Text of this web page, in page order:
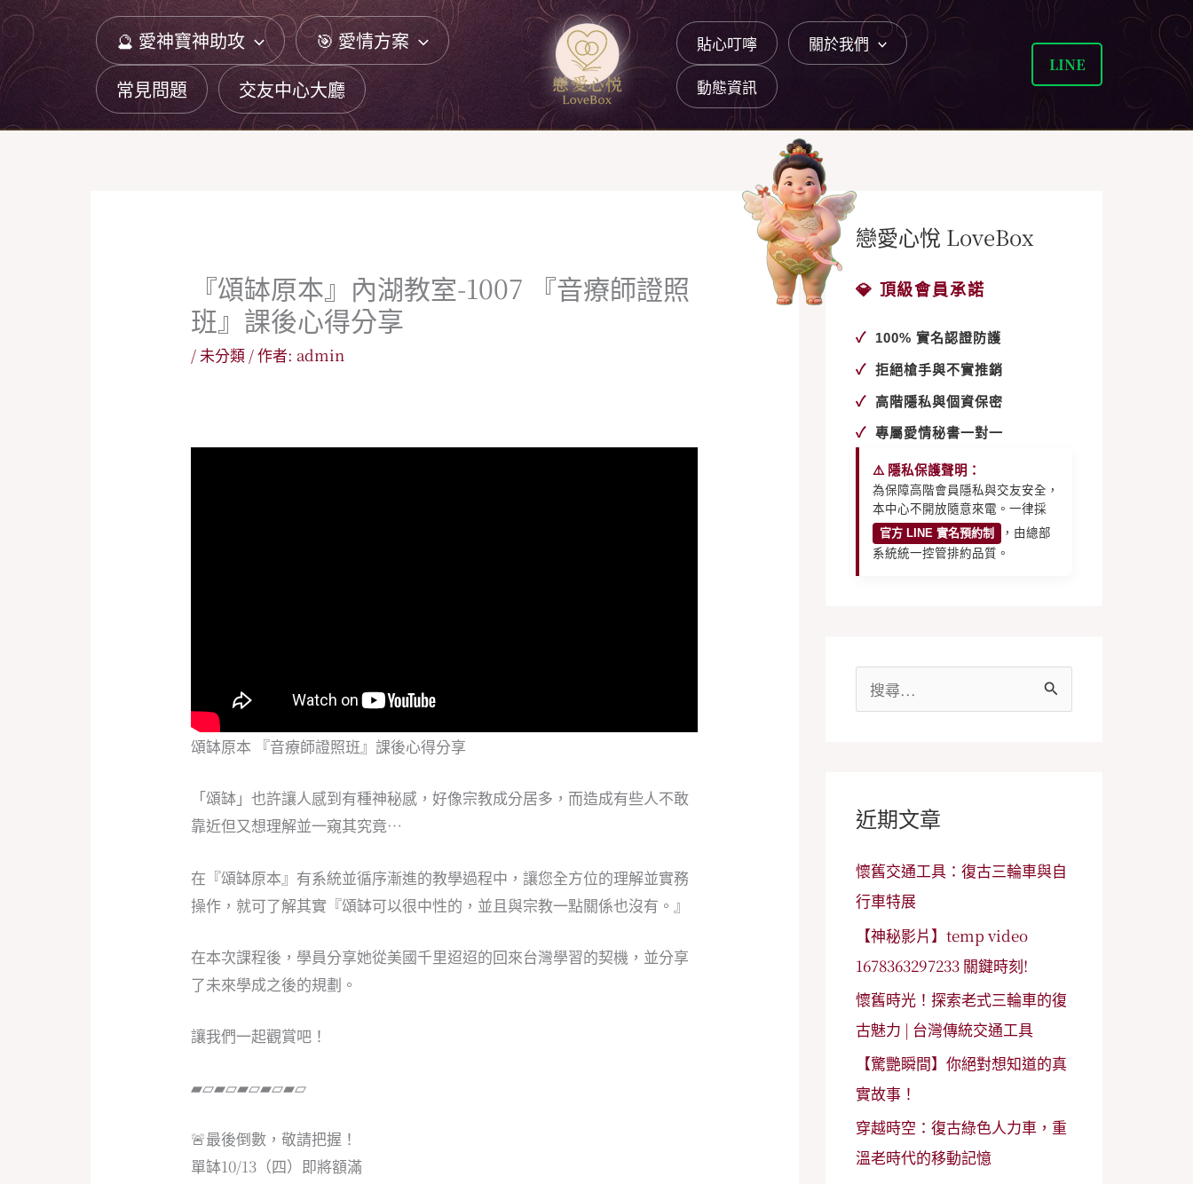
跳
至
主
要
內
🔮 愛神寶神助攻
🎯 愛情方案
常見問題
交友中心大廳
貼心叮嚀
關於我們
動態資訊
LINE
『頌缽原本』內湖教室-1007 『音療師證照
班』課後心得分享
/ 未分類 / 作者: admin
頌缽原本 『音療師證照班』課後心得分享
「頌缽」也許讓人感到有種神秘感，好像宗教成分居多，而造成有些人不敢
靠近但又想理解並一窺其究竟…
在『頌缽原本』有系統並循序漸進的教學過程中，讓您全方位的理解並實務
操作，就可了解其實『頌缽可以很中性的，並且與宗教一點關係也沒有。』
在本次課程後，學員分享她從美國千里迢迢的回來台灣學習的契機，並分享
了未來學成之後的規劃。
讓我們一起觀賞吧！
▰▱▰▱▰▱▰▱▰▱
🚨最後倒數，敬請把握！
單缽10/13（四）即將額滿
戀愛心悅 LoveBox
💎 頂級會員承諾
✓ 100% 實名認證防護
✓ 拒絕槍手與不實推銷
✓ 高階隱私與個資保密
✓ 專屬愛情秘書一對一
⚠️ 隱私保護聲明：
為保障高階會員隱私與交友安全，
本中心不開放隨意來電。一律採
官方 LINE 實名預約制
，由總部
系統統一控管排約品質。
字
近期文章
懷舊交通工具：復古三輪車與自
行車特展
【神秘影片】temp video
1678363297233 關鍵時刻!
懷舊時光！探索老式三輪車的復
古魅力 | 台灣傳統交通工具
【驚艷瞬間】你絕對想知道的真
實故事！
穿越時空：復古綠色人力車，重
溫老時代的移動記憶